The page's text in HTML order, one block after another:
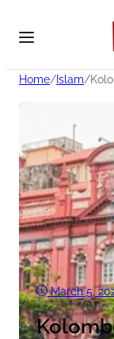
Home/Islam/
March 5,